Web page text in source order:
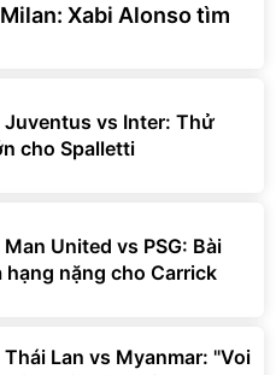
Xabi Alonso tìm
Juventus vs Inter: Thử
cho Spalletti
United vs PSG: Bài
hạng nặng cho Carrick
Lan vs Myanmar: "Voi